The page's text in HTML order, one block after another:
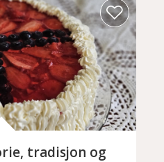
tradisjon og